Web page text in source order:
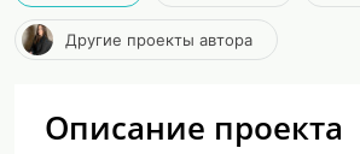
Другие проекты автора
Описание проекта